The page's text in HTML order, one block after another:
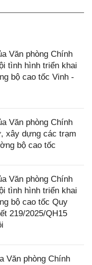
Văn phòng Chính
tình hình triển khai
bộ cao tốc Vinh -
Văn phòng Chính
xây dựng các trạm
bộ cao tốc
Văn phòng Chính
tình hình triển khai
bộ cao tốc Quy
219/2025/QH15
Văn phòng Chính